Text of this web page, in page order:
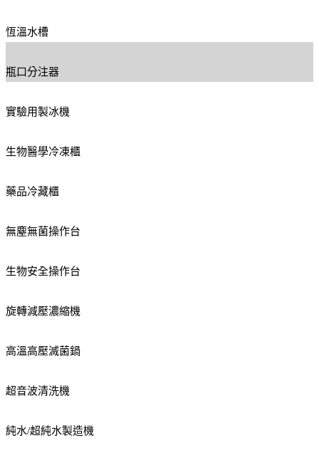
恆溫水槽
瓶口分注器
實驗用製冰機
生物醫學冷凍櫃
藥品冷藏櫃
無塵無菌操作台
生物安全操作台
旋轉減壓濃縮機
高溫高壓滅菌鍋
超音波清洗機
純水/超純水製造機